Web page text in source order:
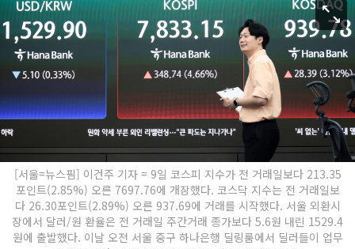
[서울=뉴스핌] 이건주 기자 = 9일 코스피 지수가 전 거래일보다 213.35
포인트(2.85%) 오른 7697.76에 개장했다. 코스닥 지수는 전 거래일보
다 26.30포인트(2.89%) 오른 937.69에 거래를 시작했다. 서울 외환시
장에서 달러/원 환율은 전 거래일 주간거래 종가보다 5.6원 내린 1529.4
원에 출발했다. 이날 오전 서울 중구 하나은행 딜링룸에서 딜러들이 업무